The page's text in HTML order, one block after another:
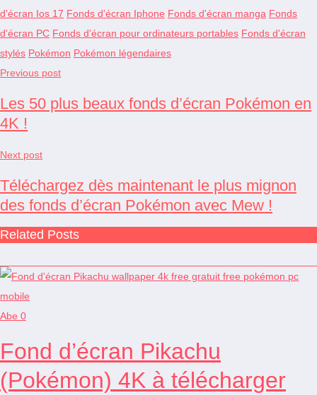
d'écran Ios 17 Fonds d'écran Iphone Fonds d'écran manga Fonds
d'écran PC Fonds d'écran pour ordinateurs portables Fonds d'écran
stylés Pokémon Pokémon légendaires
Previous post
Les 50 plus beaux fonds d’écran Pokémon en
4K !
Next post
Téléchargez dès maintenant le plus mignon
des fonds d’écran Pokémon avec Mew !
Related Posts
Abe 0
Fond d’écran Pikachu
(Pokémon) 4K à télécharger